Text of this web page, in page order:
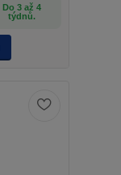
Do 3 až 4
týdnů.